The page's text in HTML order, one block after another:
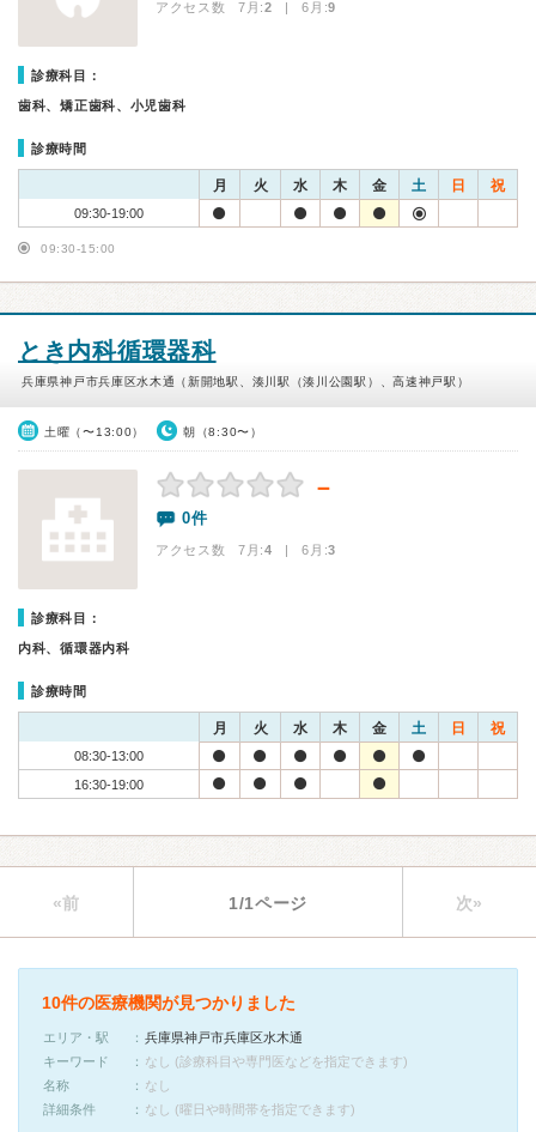
アクセス数 7月:2 | 6月:9
診療科目：
歯科、矯正歯科、小児歯科
診療時間
月 火 水 木 金 土 日 祝
09:30-19:00
09:30-15:00
とき内科循環器科
兵庫県神戸市兵庫区水木通（新開地駅、湊川駅（湊川公園駅）、高速神戸駅）
土曜（〜13:00） 朝（8:30〜）
－
0件
アクセス数 7月:4 | 6月:3
診療科目：
内科、循環器内科
診療時間
月 火 水 木 金 土 日 祝
08:30-13:00
16:30-19:00
«前 1/1ページ 次»
10件の医療機関が見つかりました
エリア・駅
兵庫県神戸市兵庫区水木通
キーワード
なし (診療科目や専門医などを指定できます)
名称
なし
詳細条件
なし (曜日や時間帯を指定できます)